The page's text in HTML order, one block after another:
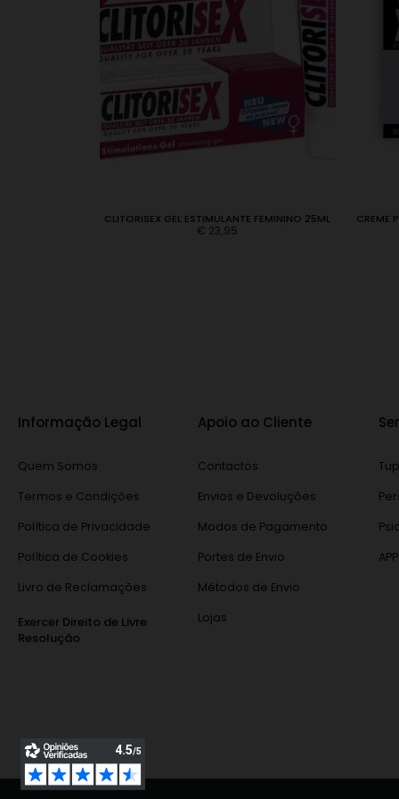
CLITORISEX GEL ESTIMULANTE FEMININO 25ML
€ 23,95
CREME
Informação Legal
Quem Somos
Termos e Condições
Política de Privacidade
Política de Cookies
Livro de Reclamações
Exercer Direito de Livre
Resolução
Apoio ao Cliente
Contactos
Envios e Devoluções
Modos de Pagamento
Portes de Envio
Métodos de Envio
Lojas